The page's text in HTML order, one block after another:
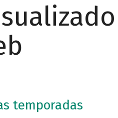
temporadas